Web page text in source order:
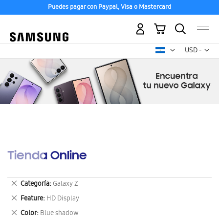
Puedes pagar con Paypal, Visa o Mastercard
USD -
dólar
Mi carrito
Tienda Online
Categoría Galaxy Z
Eliminar
este
artículo
Feature HD Display
Eliminar
este
Color Blue shadow
Eliminar